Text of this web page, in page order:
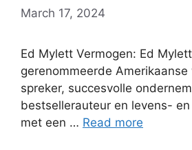
March 17, 2024
Ed Mylett Vermogen: Ed
gerenommeerde
spreker, succesvolle
bestsellerauteur en levens-
met een … Read more